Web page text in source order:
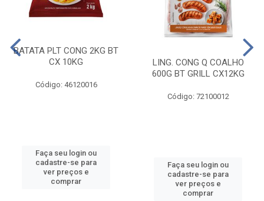
BATATA PLT CONG 2KG BT
CX 10KG
Código: 46120016
Faça seu login ou
cadastre-se para
ver preços e
comprar
LING. CONG Q COALHO
600G BT GRILL CX12KG
Código: 72100012
Faça seu login ou
cadastre-se para
ver preços e
comprar